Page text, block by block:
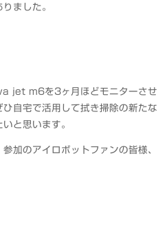
ました。
jet m6を3ヶ月ほどモニターさせ
自宅で活用して拭き掃除の新たな
と思います。
加のアイロボットファンの皆様、